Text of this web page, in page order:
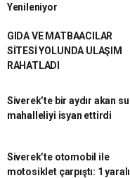
Yenileniyor
GIDA VE MATBAACILAR
SİTESİ YOLUNDA ULAŞIM
RAHATLADI
Siverek’te bir aydır akan su
mahalleliyi isyan ettirdi
Siverek’te otomobil ile
motosiklet çarpıştı: 1 yaralı